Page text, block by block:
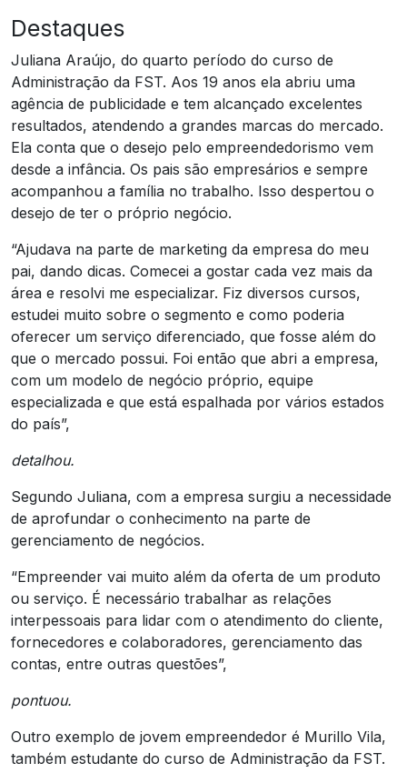
Destaques
Juliana Araújo, do quarto período do curso de
Administração da FST. Aos 19 anos ela abriu uma
agência de publicidade e tem alcançado excelentes
resultados, atendendo a grandes marcas do mercado.
Ela conta que o desejo pelo empreendedorismo vem
desde a infância. Os pais são empresários e sempre
acompanhou a família no trabalho. Isso despertou o
desejo de ter o próprio negócio.
“Ajudava na parte de marketing da empresa do meu
pai, dando dicas. Comecei a gostar cada vez mais da
área e resolvi me especializar. Fiz diversos cursos,
estudei muito sobre o segmento e como poderia
oferecer um serviço diferenciado, que fosse além do
que o mercado possui. Foi então que abri a empresa,
com um modelo de negócio próprio, equipe
especializada e que está espalhada por vários estados
do país”,
detalhou.
Segundo Juliana, com a empresa surgiu a necessidade
de aprofundar o conhecimento na parte de
gerenciamento de negócios.
“Empreender vai muito além da oferta de um produto
ou serviço. É necessário trabalhar as relações
interpessoais para lidar com o atendimento do cliente,
fornecedores e colaboradores, gerenciamento das
contas, entre outras questões”,
pontuou.
Outro exemplo de jovem empreendedor é Murillo Vila,
também estudante do curso de Administração da FST.